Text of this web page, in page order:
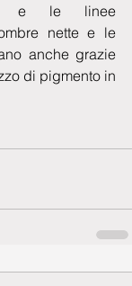
e le linee
nette e le
anche grazie
di pigmento in